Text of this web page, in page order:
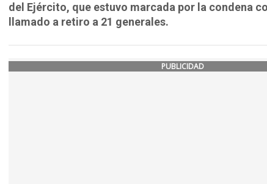
del Ejército, que estuvo marcada por la condena
llamado a retiro a 21 generales.
PUBLICIDAD